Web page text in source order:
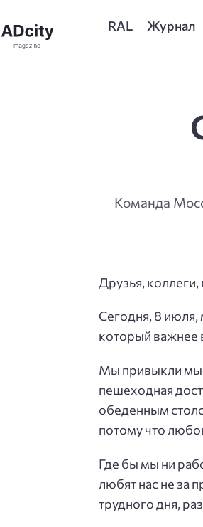
RAL Журнал
Команда
Друзья,
Сегодня, 8 июля,
который важнее
Мы привыкли
пешеходная
обеденным
потому что
Где бы мы ни
любят нас не за
трудного дня,